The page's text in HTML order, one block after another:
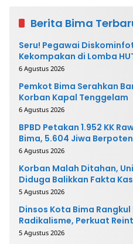
Berita Bima
Seru! Pegawai
Kekompakan di Lomba
6 Agustus 2026
Pemkot Bima Serahkan
Korban Kapal Tenggelam
6 Agustus 2026
BPBD Petakan 1.952 KK
Bima, 5.604 Jiwa
6 Agustus 2026
Korban Malah Ditahan,
Diduga Balikkan Fakta
5 Agustus 2026
Dinsos Kota Bima Rangkul
Radikalisme, Perkuat
5 Agustus 2026